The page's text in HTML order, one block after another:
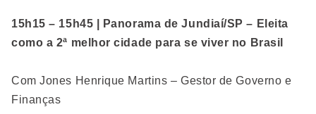
15h15 – 15h45 | Panorama de Jundiaí/SP – Eleita
como a 2ª melhor cidade para se viver no Brasil
Com Jones Henrique Martins – Gestor de Governo e
Finanças